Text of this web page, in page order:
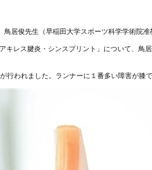
居俊先生（早稲田大学スポーツ科学学術院
キレス腱炎・シンスプリント」について、鳥
行われました。ランナーに１番多い障害が